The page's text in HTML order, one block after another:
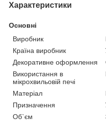
Характеристики
Основні
Виробник
Країна виробник
Декоративне оформлення
Використання в
мікрохвильовій печі
Матеріал
Призначення
Об`єм